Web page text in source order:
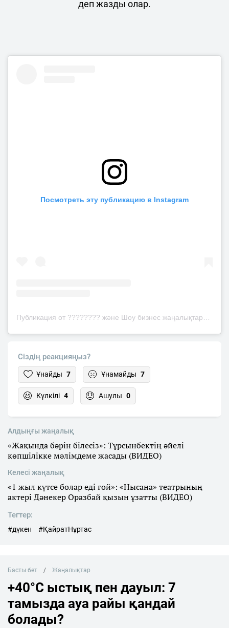
деп жазды олар.
Посмотреть эту публикацию в Instagram
Сіздің реакцияңыз?
Ұнайды 7 Ұнамайды 7
Күлкілі 4 Ашулы 0
Алдыңғы жаңалық
«Жақында бәрін білесіз»: Тұрсынбектің әйелі
көпшілікке мәлімдеме жасады (ВИДЕО)
Келесі жаңалық
«1 жыл күтсе болар еді ғой»: «Нысана» театрының
актері Дәнекер Оразбай қызын ұзатты (ВИДЕО)
Тегтер:
#дүкен #ҚайратНұртас
Басты бет Жаңалықтар
+40°C ыстық пен дауыл: 7
тамызда ауа райы қандай
болады?